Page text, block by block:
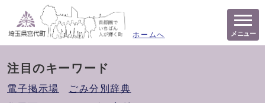
ホームへ メニュー
注目のキーワード
電子掲示場
ごみ分別辞典